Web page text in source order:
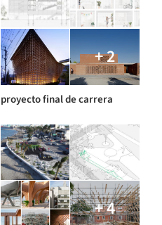
+ 2
proyecto final de carrera
+ 4